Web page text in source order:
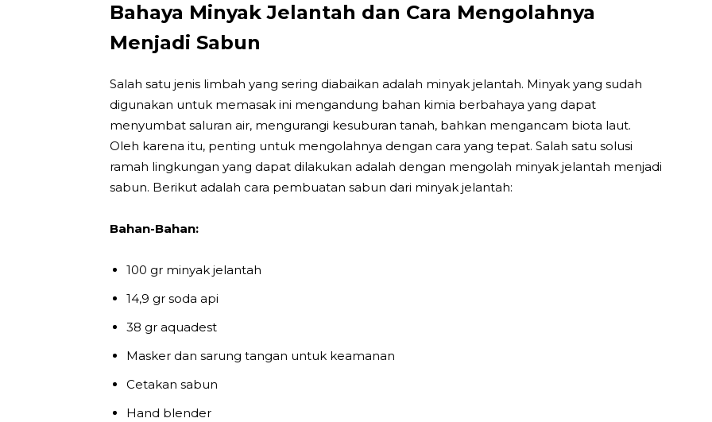
Bahaya Minyak Jelantah dan Cara Mengolahnya
Menjadi Sabun
Salah satu jenis limbah yang sering diabaikan adalah minyak jelantah. Minyak yang sudah
digunakan untuk memasak ini mengandung bahan kimia berbahaya yang dapat
menyumbat saluran air, mengurangi kesuburan tanah, bahkan mengancam biota laut.
Oleh karena itu, penting untuk mengolahnya dengan cara yang tepat. Salah satu solusi
ramah lingkungan yang dapat dilakukan adalah dengan mengolah minyak jelantah menjadi
sabun. Berikut adalah cara pembuatan sabun dari minyak jelantah:
Bahan-Bahan:
100 gr minyak jelantah
14,9 gr soda api
38 gr aquadest
Masker dan sarung tangan untuk keamanan
Cetakan sabun
Hand blender